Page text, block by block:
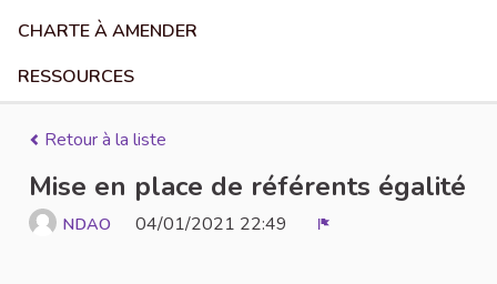
CHARTE À AMENDER
RESSOURCES
Retour à la liste
Mise en place de référents égalité
NDAO 04/01/2021 22:49